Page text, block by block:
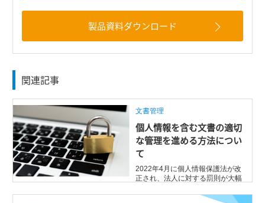
製品資料ダウンロード
関連記事
文書管理
個人情報を含む文書の適切
な管理を進める方法につい
て
2022年4月に個人情報保護法が改
正され、法人に対する罰則が大幅
理についてよ ...